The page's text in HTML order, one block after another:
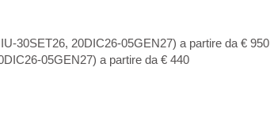
30SET26, 20DIC26-05GEN27) a partire da € 950
05GEN27) a partire da € 440